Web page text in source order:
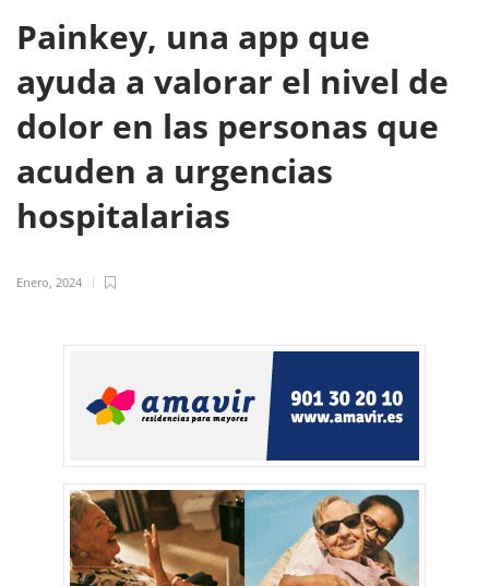
Painkey, una app que
ayuda a valorar el nivel de
dolor en las personas que
acuden a urgencias
hospitalarias
Enero, 2024